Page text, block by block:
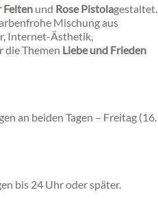
Felten und Rose Pistolagestaltet.
Mischung aus
Internet-Ästhetik,
die Themen Liebe und Frieden
an beiden Tagen – Freitag (16.
bis 24 Uhr oder später.